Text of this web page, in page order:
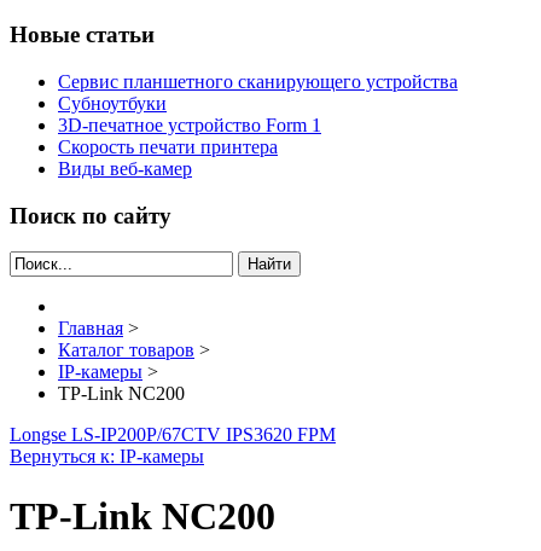
Новые статьи
Сервис планшетного сканирующего устройства
Субноутбуки
3D-печатное устройство Form 1
Скорость печати принтера
Виды веб-камер
Поиск по сайту
Найти
Главная >
Каталог товаров >
IP-камеры >
TP-Link NC200
Longse LS-IP200P/67CTV IPS3620 FPM
Вернуться к: IP-камеры
TP-Link NC200